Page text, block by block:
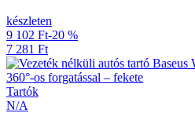
készleten
9 102 Ft-20 %
7 281 Ft
Tartók
N/A